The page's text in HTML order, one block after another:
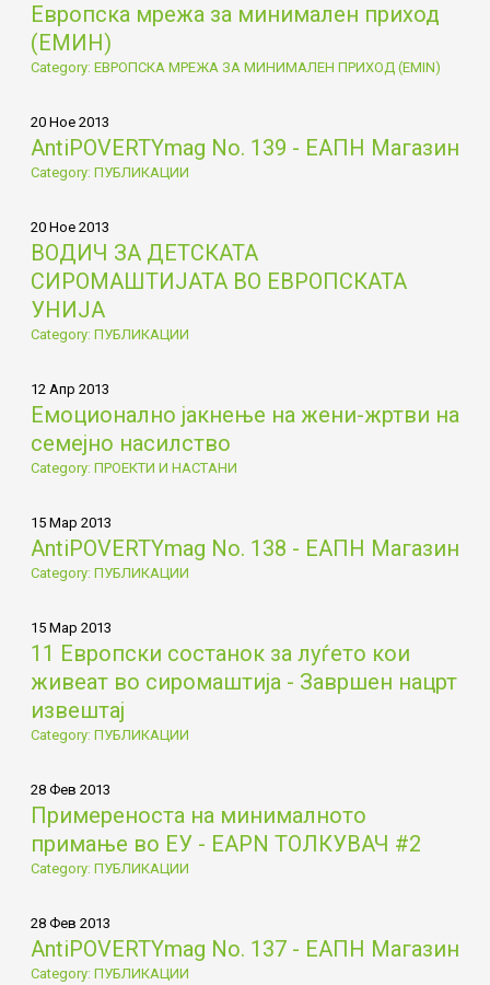
Европска мрежа за минимален приход
(ЕМИН)
Category: ЕВРОПСКА МРЕЖА ЗА МИНИМАЛЕН ПРИХОД (EMIN)
20 Ное 2013
AntiPOVERTYmag No. 139 - ЕАПН Магазин
Category: ПУБЛИКАЦИИ
20 Ное 2013
ВОДИЧ ЗА ДЕТСКАТА
СИРОМАШТИЈАТА ВО ЕВРОПСКАТА
УНИЈА
Category: ПУБЛИКАЦИИ
12 Апр 2013
Емоционално јакнење на жени-жртви на
семејно насилство
Category: ПРОЕКТИ И НАСТАНИ
15 Мар 2013
AntiPOVERTYmag No. 138 - ЕАПН Магазин
Category: ПУБЛИКАЦИИ
15 Мар 2013
11 Европски состанок за луѓето кои
живеат во сиромаштија - Завршен нацрт
извештај
Category: ПУБЛИКАЦИИ
28 Фев 2013
Примереностa на минималното
примање во ЕУ - EAPN ТОЛКУВАЧ #2
Category: ПУБЛИКАЦИИ
28 Фев 2013
AntiPOVERTYmag No. 137 - ЕАПН Магазин
Category: ПУБЛИКАЦИИ